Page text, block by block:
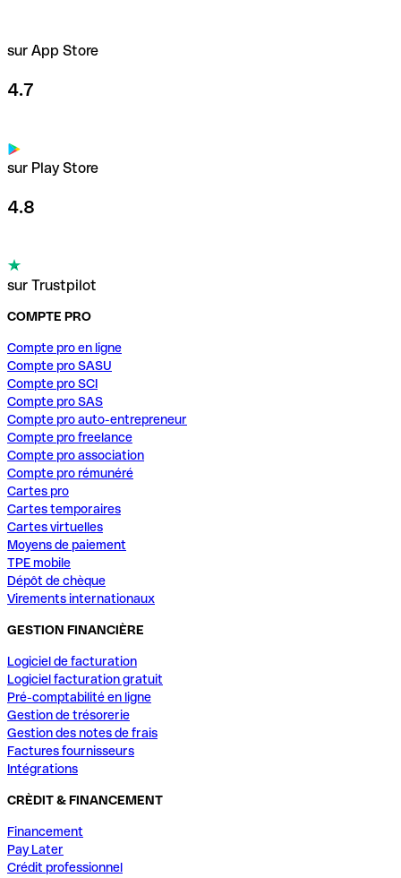
sur App Store
4.7
sur Play Store
4.8
sur Trustpilot
COMPTE PRO
Compte pro en ligne
Compte pro SASU
Compte pro SCI
Compte pro SAS
Compte pro auto-entrepreneur
Compte pro freelance
Compte pro association
Compte pro rémunéré
Cartes pro
Cartes temporaires
Cartes virtuelles
Moyens de paiement
TPE mobile
Dépôt de chèque
Virements internationaux
GESTION FINANCIÈRE
Logiciel de facturation
Logiciel facturation gratuit
Pré-comptabilité en ligne
Gestion de trésorerie
Gestion des notes de frais
Factures fournisseurs
Intégrations
CRÈDIT & FINANCEMENT
Financement
Pay Later
Crédit professionnel